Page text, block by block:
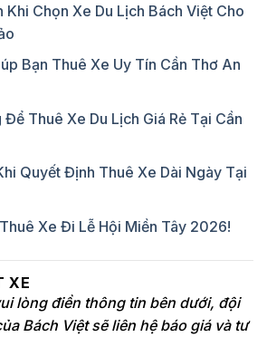
Khi Chọn Xe Du Lịch Bách Việt Cho
Bạn Thuê Xe Uy Tín Cần Thơ An
Thuê Xe Du Lịch Giá Rẻ Tại Cần
Quyết Định Thuê Xe Dài Ngày Tại
Xe Đi Lễ Hội Miền Tây 2026!
XE
lòng điền thông tin bên dưới, đội
Bách Việt sẽ liên hệ báo giá và tư